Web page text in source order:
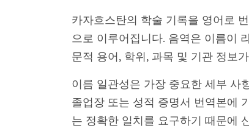
카자흐스탄의 학술 기록을 영어로
으로 이루어집니다. 음역은 이름이
문적 용어, 학위, 과목 및 기관 정보
이름 일관성은 가장 중요한 세부 사
졸업장 또는 성적 증명서 번역본에
는 정확한 일치를 요구하기 때문에